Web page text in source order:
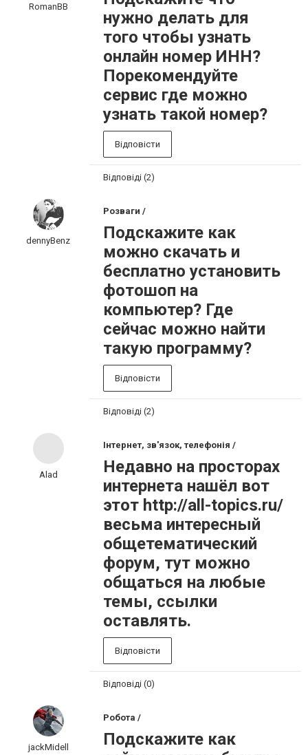
RomanBB
нужно делать для
того чтобы узнать
онлайн номер ИНН?
Порекомендуйте
сервис где можно
узнать такой номер?
Відповісти
Відповіді (2)
dennyBenz
Розваги /
Подскажите как
можно скачать и
бесплатно установить
фотошоп на
компьютер? Где
сейчас можно найти
такую программу?
Відповісти
Відповіді (2)
Alad
Інтернет, зв'язок, телефонія /
Недавно на просторах
интернета нашёл вот
этот http://all-topics.ru/
весьма интересный
общетематический
форум, тут можно
общаться на любые
темы, ссылки
оставлять.
Відповісти
Відповіді (0)
jackMidell
Робота /
Подскажите как